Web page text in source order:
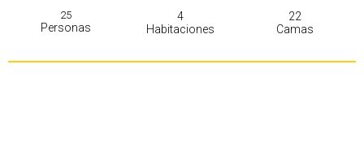
25
Personas
4
Habitaciones
22
Camas